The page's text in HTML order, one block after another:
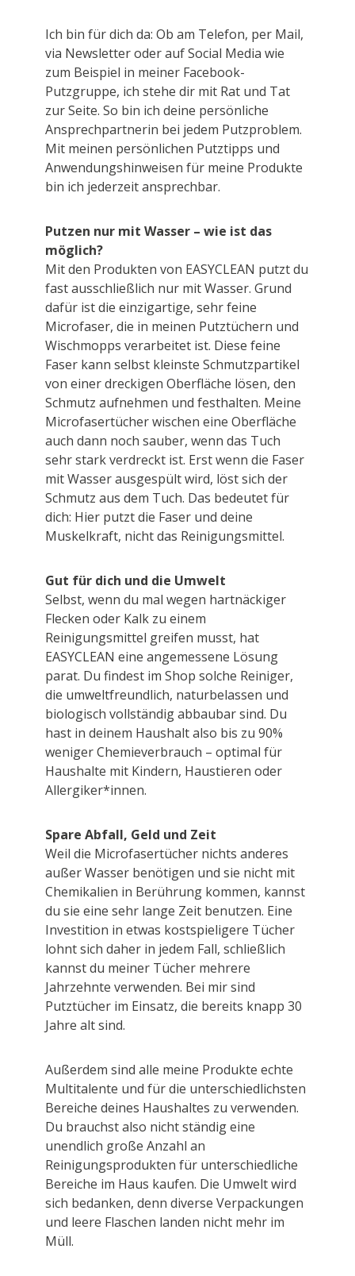
Ich bin für dich da: Ob am Telefon, per Mail,
via Newsletter oder auf Social Media wie
zum Beispiel in meiner Facebook-
Putzgruppe, ich stehe dir mit Rat und Tat
zur Seite. So bin ich deine persönliche
Ansprechpartnerin bei jedem Putzproblem.
Mit meinen persönlichen Putztipps und
Anwendungshinweisen für meine Produkte
bin ich jederzeit ansprechbar.
Putzen nur mit Wasser – wie ist das
möglich?
Mit den Produkten von EASYCLEAN putzt du
fast ausschließlich nur mit Wasser. Grund
dafür ist die einzigartige, sehr feine
Microfaser, die in meinen Putztüchern und
Wischmopps verarbeitet ist. Diese feine
Faser kann selbst kleinste Schmutzpartikel
von einer dreckigen Oberfläche lösen, den
Schmutz aufnehmen und festhalten. Meine
Microfasertücher wischen eine Oberfläche
auch dann noch sauber, wenn das Tuch
sehr stark verdreckt ist. Erst wenn die Faser
mit Wasser ausgespült wird, löst sich der
Schmutz aus dem Tuch. Das bedeutet für
dich: Hier putzt die Faser und deine
Muskelkraft, nicht das Reinigungsmittel.
Gut für dich und die Umwelt
Selbst, wenn du mal wegen hartnäckiger
Flecken oder Kalk zu einem
Reinigungsmittel greifen musst, hat
EASYCLEAN eine angemessene Lösung
parat. Du findest im Shop solche Reiniger,
die umweltfreundlich, naturbelassen und
biologisch vollständig abbaubar sind. Du
hast in deinem Haushalt also bis zu 90%
weniger Chemieverbrauch – optimal für
Haushalte mit Kindern, Haustieren oder
Allergiker*innen.
Spare Abfall, Geld und Zeit
Weil die Microfasertücher nichts anderes
außer Wasser benötigen und sie nicht mit
Chemikalien in Berührung kommen, kannst
du sie eine sehr lange Zeit benutzen. Eine
Investition in etwas kostspieligere Tücher
lohnt sich daher in jedem Fall, schließlich
kannst du meiner Tücher mehrere
Jahrzehnte verwenden. Bei mir sind
Putztücher im Einsatz, die bereits knapp 30
Jahre alt sind.
Außerdem sind alle meine Produkte echte
Multitalente und für die unterschiedlichsten
Bereiche deines Haushaltes zu verwenden.
Du brauchst also nicht ständig eine
unendlich große Anzahl an
Reinigungsprodukten für unterschiedliche
Bereiche im Haus kaufen. Die Umwelt wird
sich bedanken, denn diverse Verpackungen
und leere Flaschen landen nicht mehr im
Müll.